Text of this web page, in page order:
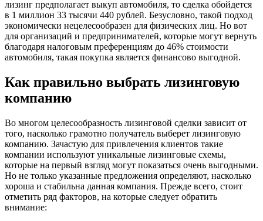
лизинг предполагает выкуп автомобиля, то сделка обойдется
в 1 миллион 33 тысячи 440 рублей. Безусловно, такой подход
экономически нецелесообразен для физических лиц. Но вот
для организаций и предпринимателей, которые могут вернуть
благодаря налоговым преференциям до 46% стоимости
автомобиля, такая покупка является финансово выгодной.
Как правильно выбрать лизинговую
компанию
Во многом целесообразность лизинговой сделки зависит от
того, насколько грамотно получатель выберет лизинговую
компанию. Зачастую для привлечения клиентов такие
компании используют уникальные лизинговые схемы,
которые на первый взгляд могут показаться очень выгодными.
Но не только указанные предложения определяют, насколько
хороша и стабильна данная компания. Прежде всего, стоит
отметить ряд факторов, на которые следует обратить
внимание: